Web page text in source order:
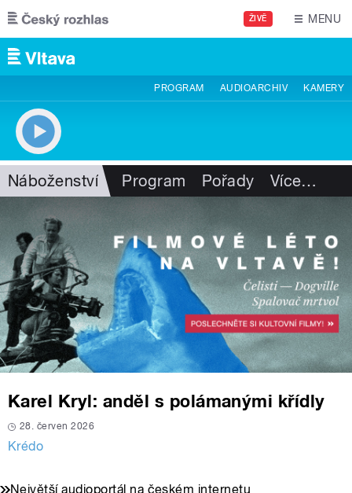
Přejít k hlavnímu obsahu
ŽIVĚ MENU
PROGRAM AUDIOARCHIV KAMERY
Náboženství Program Pořady Více…
Karel Kryl: anděl s polámanými křídly
28. červen 2026
Krédo
Největší audioportál na českém internetu